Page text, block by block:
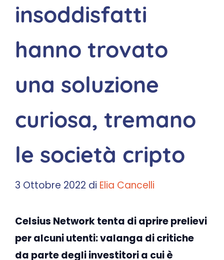
insoddisfatti
hanno trovato
una soluzione
curiosa, tremano
le società cripto
3 Ottobre 2022 di Elia Cancelli
Celsius Network tenta di aprire prelievi
per alcuni utenti: valanga di critiche
da parte degli investitori a cui è